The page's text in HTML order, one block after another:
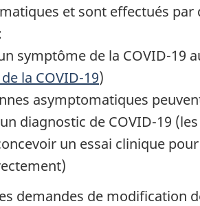
et sont effectués par
symptôme de la COVID-19
la COVID-19)
asymptomatiques
diagnostic de COVID-19 (les
un essai clinique
demandes de modification